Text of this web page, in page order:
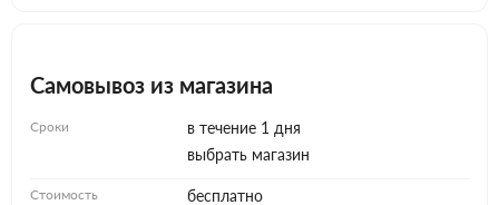
Самовывоз из магазина
Сроки
в течение 1 дня
выбрать магазин
Стоимость бесплатно